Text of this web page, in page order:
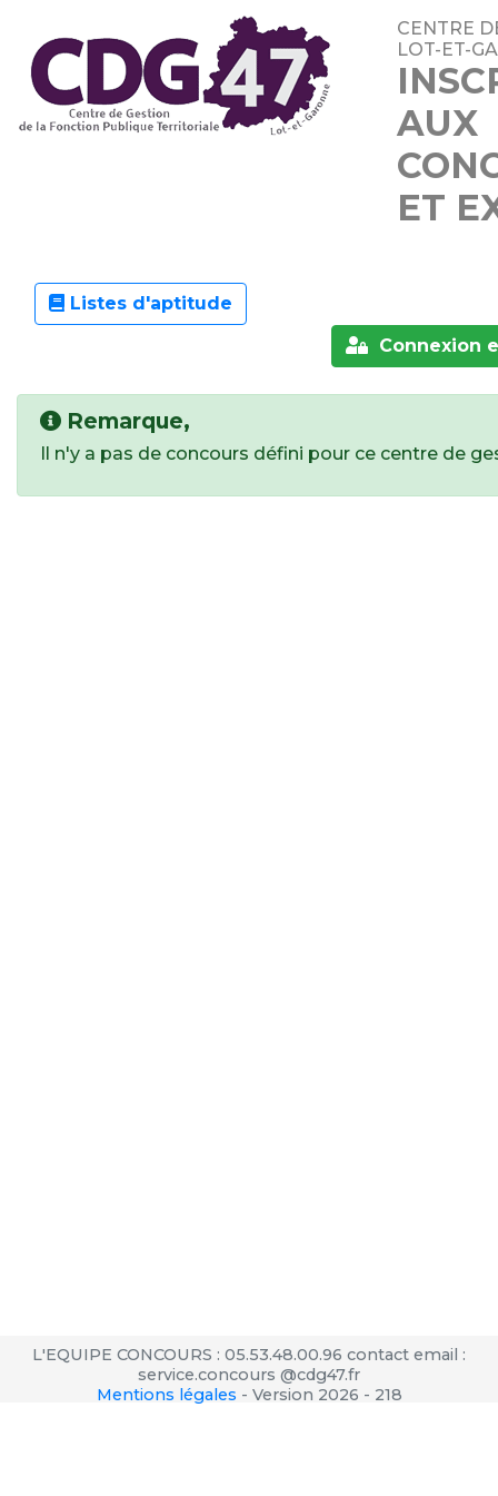
CENTRE
LOT-ET-
AUX
ET
Listes d'aptitude
Connexion
Remarque,
Il n'y a pas de concours défini pour ce centre de
L'EQUIPE CONCOURS : 05.53.48.00.96 contact email :
service.concours @cdg47.fr
Mentions légales - Version 2026 - 218